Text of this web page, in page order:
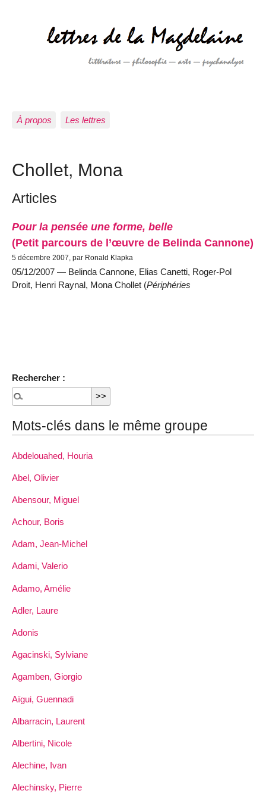
À propos Les lettres
Chollet, Mona
Articles
Pour la pensée une forme, belle
(Petit parcours de l’œuvre de Belinda Cannone)
5 décembre 2007, par Ronald Klapka
05/12/2007 — Belinda Cannone, Elias Canetti, Roger-Pol
Droit, Henri Raynal, Mona Chollet (Périphéries
Rechercher :
Mots-clés dans le même groupe
Abdelouahed, Houria
Abel, Olivier
Abensour, Miguel
Achour, Boris
Adam, Jean-Michel
Adami, Valerio
Adamo, Amélie
Adler, Laure
Adonis
Agacinski, Sylviane
Agamben, Giorgio
Aïgui, Guennadi
Albarracin, Laurent
Albertini, Nicole
Alechine, Ivan
Alechinsky, Pierre